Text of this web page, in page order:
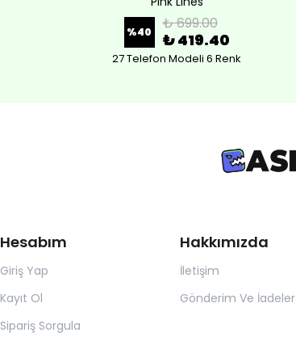
%40 ₺ 699.00
₺ 419.40
27 Telefon Modeli 6 Renk
Hesabım
Giriş Yap
Kayıt Ol
Sipariş Sorgula
Hakkımızda
İletişim
Gönderim Ve İadeler